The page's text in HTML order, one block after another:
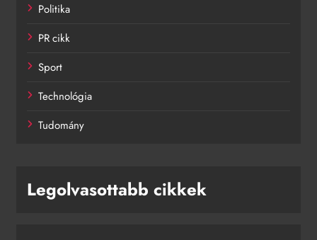
Politika
PR cikk
Sport
Technológia
Tudomány
Legolvasottabb cikkek